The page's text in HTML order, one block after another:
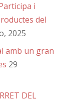
i
del
2025
amb un gran
29
DEL